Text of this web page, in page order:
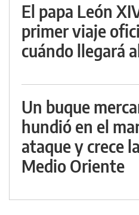
El papa León
primer viaje
cuándo llegará
Un buque
hundió en el
ataque y crece
Medio Oriente